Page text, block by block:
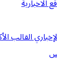
القالب